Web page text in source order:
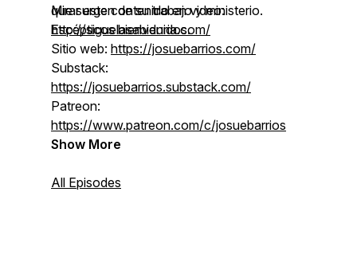
que surgen de su trabajo y ministerio.
Escépticos bienvenidos.
Mirar este contenido en video:
http://siguelasabiduria.com/
Sitio web: https://josuebarrios.com/
Substack:
https://josuebarrios.substack.com/
Patreon:
https://www.patreon.com/c/josuebarrios
Show More
All Episodes